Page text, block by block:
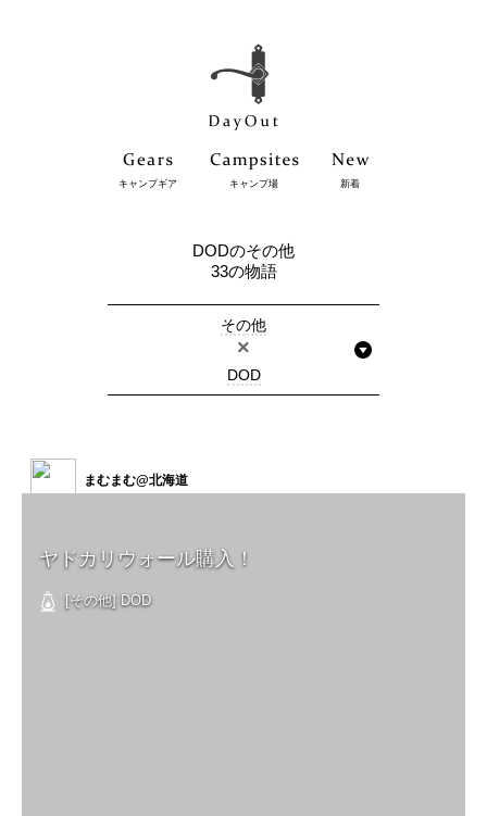
キャンプギア キャンプ場 新着
DODのその他
33の物語
その他
×
DOD
ヤドカリウォール購入！
[その他] DOD
まむまむ@北海道